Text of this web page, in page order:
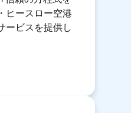
ヒースロー空港
ービスを提供し